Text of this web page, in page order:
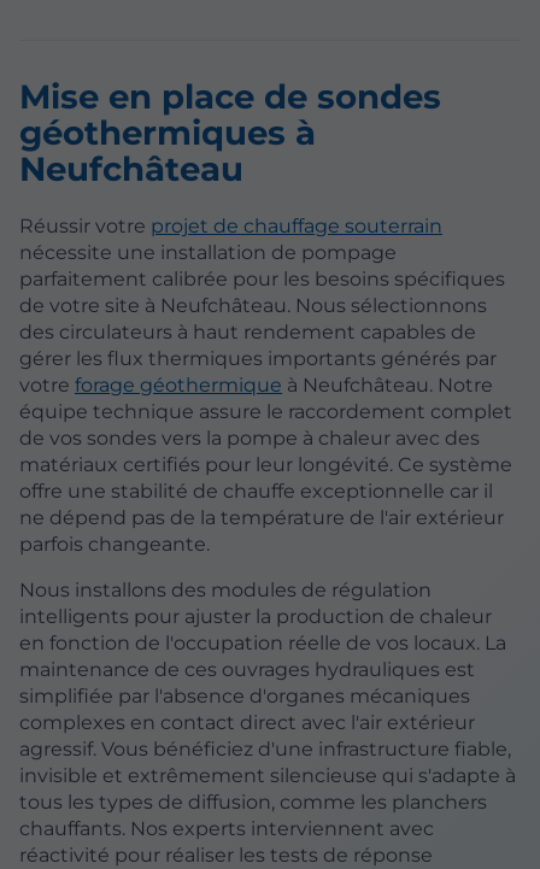
Mise en place de sondes
géothermiques à
Neufchâteau
Réussir votre projet de chauffage souterrain
nécessite une installation de pompage
parfaitement calibrée pour les besoins spécifiques
de votre site à Neufchâteau. Nous sélectionnons
des circulateurs à haut rendement capables de
gérer les flux thermiques importants générés par
votre forage géothermique à Neufchâteau. Notre
équipe technique assure le raccordement complet
de vos sondes vers la pompe à chaleur avec des
matériaux certifiés pour leur longévité. Ce système
offre une stabilité de chauffe exceptionnelle car il
ne dépend pas de la température de l'air extérieur
parfois changeante.
Nous installons des modules de régulation
intelligents pour ajuster la production de chaleur
en fonction de l'occupation réelle de vos locaux. La
maintenance de ces ouvrages hydrauliques est
simplifiée par l'absence d'organes mécaniques
complexes en contact direct avec l'air extérieur
agressif. Vous bénéficiez d'une infrastructure fiable,
invisible et extrêmement silencieuse qui s'adapte à
tous les types de diffusion, comme les planchers
chauffants. Nos experts interviennent avec
réactivité pour réaliser les tests de réponse